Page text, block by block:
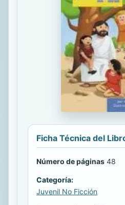
Ficha Técnica del
Número de páginas 48
Categoría:
Juvenil No Ficción